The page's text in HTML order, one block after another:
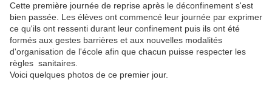
Cette première journée de reprise après le déconfinement s'est
bien passée. Les élèves ont commencé leur journée par exprimer
ce qu'ils ont ressenti durant leur confinement puis ils ont été
formés aux gestes barrières et aux nouvelles modalités
d'organisation de l'école afin que chacun puisse respecter les
règles sanitaires.
Voici quelques photos de ce premier jour.